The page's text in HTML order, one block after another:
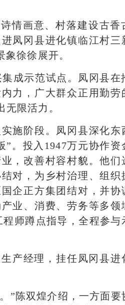
情画意、村落建设古香
凤冈县进化镇临江村三
徐徐展开。
成示范试点。凤冈县在
力，广大群众正用勤劳
限活力。
施阶段。凤冈县深化东
。投入1947万元协作资
，改善村容村貌。他们
对，为乡村治理、组织
企正方集团结对，并协
业、消费、劳务等多领
师蹲点指导，全程参与
产经理，挂任凤冈县进
”陈双煌介绍，一方面要